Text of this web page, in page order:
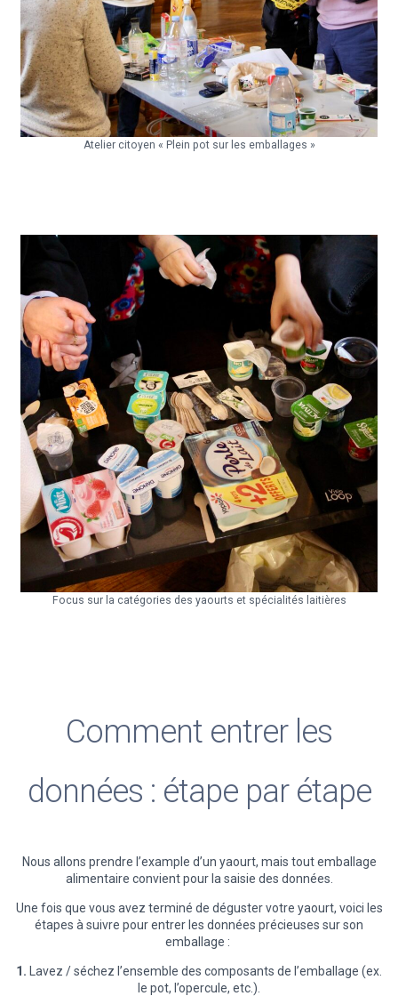
Atelier citoyen « Plein pot sur les emballages »
Focus sur la catégories des yaourts et spécialités laitières
Comment entrer les
données : étape par étape
Nous allons prendre l’example d’un yaourt, mais tout emballage
alimentaire convient pour la saisie des données.
Une fois que vous avez terminé de déguster votre yaourt, voici les
étapes à suivre pour entrer les données précieuses sur son
emballage :
1. Lavez / séchez l’ensemble des composants de l’emballage (ex.
le pot, l’opercule, etc.).